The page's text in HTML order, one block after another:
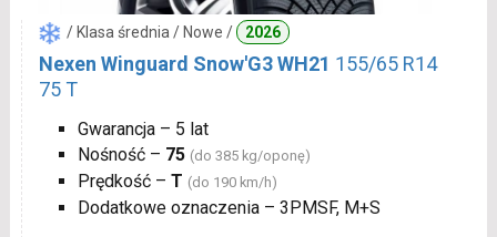
/ Klasa średnia / Nowe / 2026
Nexen Winguard Snow'G3 WH21 155/65 R14
75 T
Gwarancja – 5 lat
Nośność – 75 (do 385 kg/oponę)
Prędkość – T (do 190 km/h)
Dodatkowe oznaczenia – 3PMSF, M+S